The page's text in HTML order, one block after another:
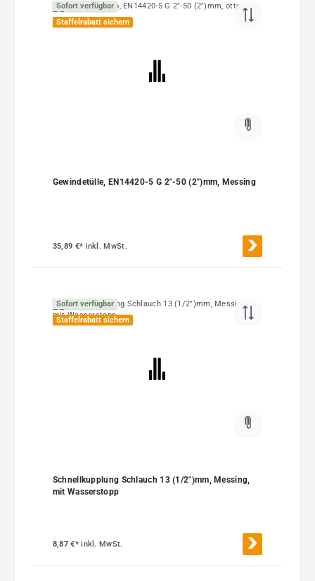
Sofort verfügbar
Staffelrabatt sichern
Gewindetülle, EN14420-5 G 2"-50 (2")mm, Messing
35,89 €* inkl. MwSt.
Sofort verfügbar
Staffelrabatt sichern
Schnellkupplung Schlauch 13 (1/2")mm, Messing,
mit Wasserstopp
8,87 €*inkl. MwSt.